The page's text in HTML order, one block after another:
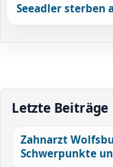
Seeadler sterben
Letzte Beiträge
Zahnarzt
Schwerpunkte